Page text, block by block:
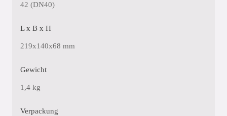
42 (DN40)
L x B x H
219x140x68 mm
Gewicht
1,4 kg
Verpackung